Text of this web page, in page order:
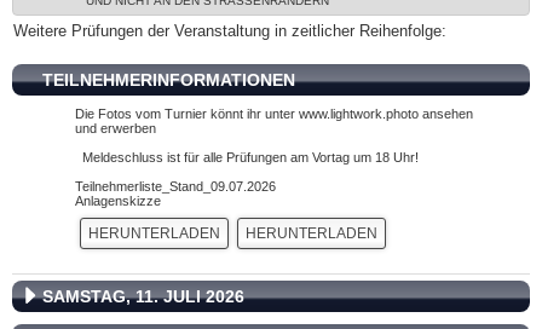
Weitere Prüfungen der Veranstaltung in zeitlicher Reihenfolge:
TEILNEHMERINFORMATIONEN
Die Fotos vom Turnier könnt ihr unter www.lightwork.photo ansehen
und erwerben
Meldeschluss ist für alle Prüfungen am Vortag um 18 Uhr!
Teilnehmerliste_Stand_09.07.2026
Anlagenskizze
HERUNTERLADEN HERUNTERLADEN
SAMSTAG, 11. JULI 2026